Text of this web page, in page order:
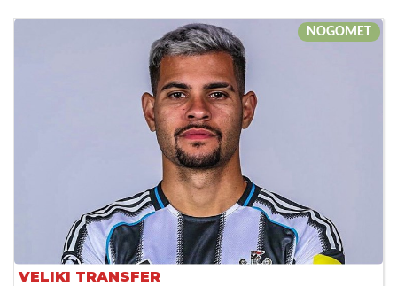
NOGOMET
VELIKI TRANSFER